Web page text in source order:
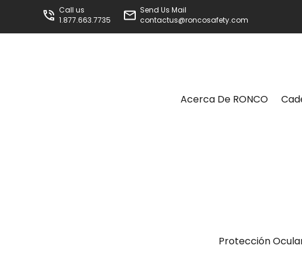
Call us
1.877.663.7735
Send Us Mail
contactus@roncosafety.com
Acerca De RONCO
Protección